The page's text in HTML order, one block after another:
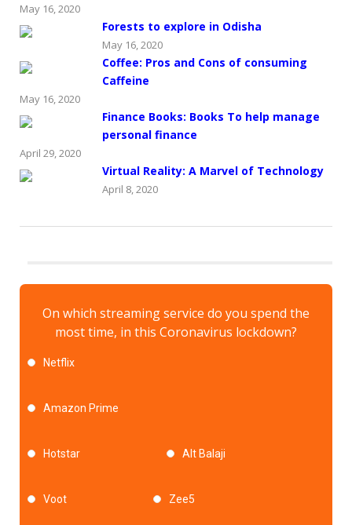
May 16, 2020
Forests to explore in Odisha
May 16, 2020
Coffee: Pros and Cons of consuming
Caffeine
May 16, 2020
Finance Books: Books To help manage
personal finance
April 29, 2020
Virtual Reality: A Marvel of Technology
April 8, 2020
On which streaming service do you spend the
most time, in this Coronavirus lockdown?
Netflix
Amazon Prime
Hotstar Alt Balaji
Voot Zee5